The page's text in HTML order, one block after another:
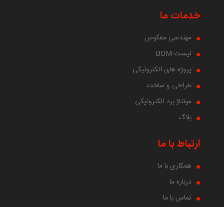
خدمات ما
مهندسی معکوس
لیست BOM
پروژه های الکترونیکی
طراحی و ساخت
مونتاژ برد الکترونیکی
بلاگ
ارتباط با ما
همکاری با ما
درباره ما
تماس با ما